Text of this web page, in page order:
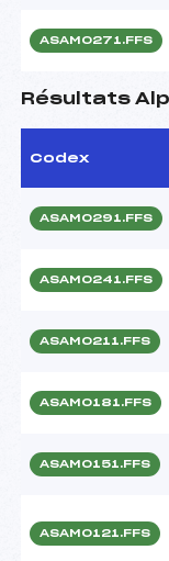
ASAM0271.FFS
Résultats
Codex
ASAM0291.FFS
ASAM0241.FFS
ASAM0211.FFS
ASAM0181.FFS
ASAM0151.FFS
ASAM0121.FFS